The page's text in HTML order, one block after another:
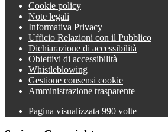
Cookie policy
Note legali
Informativa Privacy
Ufficio Relazioni con il Pubblico
Dichiarazione di accessibilità
Obiettivi di accessibilità
Whistleblowing
Gestione consensi cookie
Amministrazione trasparente
Pagina visualizzata 990 volte